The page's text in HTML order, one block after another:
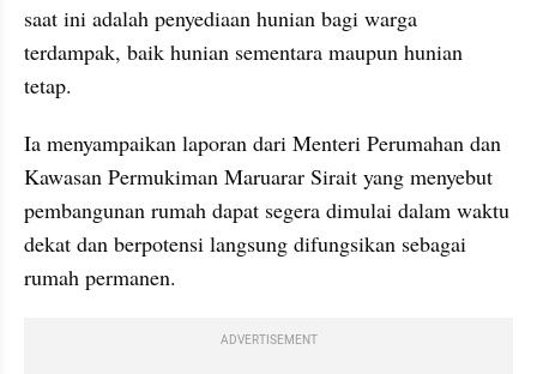
saat ini adalah penyediaan hunian bagi warga
terdampak, baik hunian sementara maupun hunian
tetap.
Ia menyampaikan laporan dari Menteri Perumahan dan
Kawasan Permukiman Maruarar Sirait yang menyebut
pembangunan rumah dapat segera dimulai dalam waktu
dekat dan berpotensi langsung difungsikan sebagai
rumah permanen.
ADVERTISEMENT